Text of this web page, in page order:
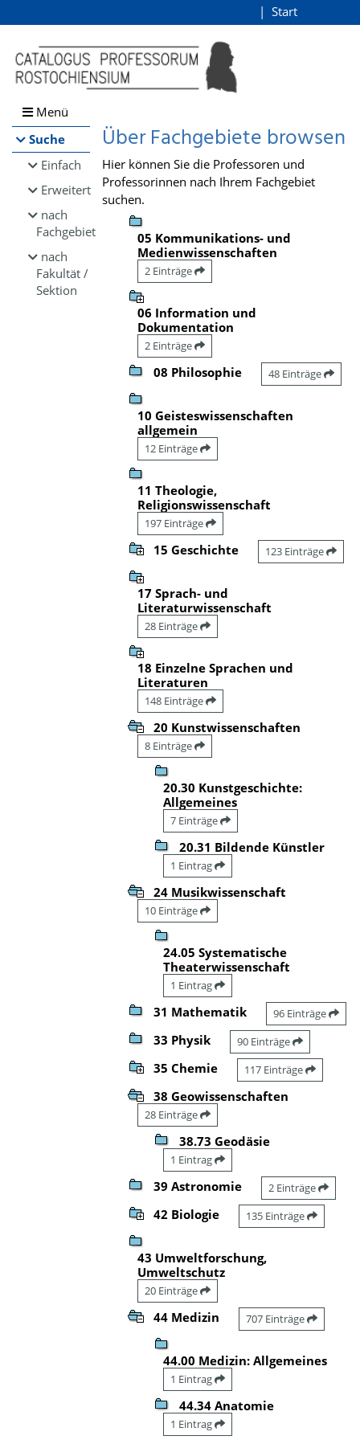
Browsen
direkt zum Inhalt
Start
Menü
Suche
Einfach
Erweitert
nach
Fachgebiet
nach
Fakultät /
Sektion
Über Fachgebiete browsen
Hier können Sie die Professoren und
Professorinnen nach Ihrem Fachgebiet
suchen.
05 Kommunikations- und
Medienwissenschaften
2 Einträge
06 Information und
Dokumentation
2 Einträge
08 Philosophie 48 Einträge
10 Geisteswissenschaften
allgemein
12 Einträge
11 Theologie,
Religionswissenschaft
197 Einträge
15 Geschichte 123 Einträge
17 Sprach- und
Literaturwissenschaft
28 Einträge
18 Einzelne Sprachen und
Literaturen
148 Einträge
20 Kunstwissenschaften
8 Einträge
20.30 Kunstgeschichte:
Allgemeines
7 Einträge
20.31 Bildende Künstler
1 Eintrag
24 Musikwissenschaft
10 Einträge
24.05 Systematische
Theaterwissenschaft
1 Eintrag
31 Mathematik 96 Einträge
33 Physik 90 Einträge
35 Chemie 117 Einträge
38 Geowissenschaften
28 Einträge
38.73 Geodäsie
1 Eintrag
39 Astronomie 2 Einträge
42 Biologie 135 Einträge
43 Umweltforschung,
Umweltschutz
20 Einträge
44 Medizin 707 Einträge
44.00 Medizin: Allgemeines
1 Eintrag
44.34 Anatomie
1 Eintrag